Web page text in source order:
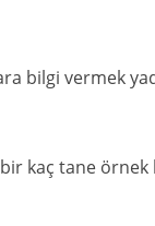
bilgi vermek
kaç tane örnek